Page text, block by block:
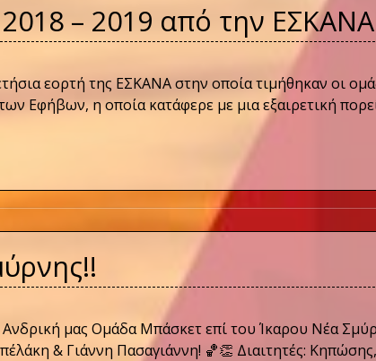
– 2019 από την
εορτή της ΕΣΚΑΝΑ στην οποία τιμήθηκαν οι
Εφήβων, η οποία κατάφερε με μια εξαιρετική
Ανδρική μας Ομάδα Μπάσκετ επί του Ίκαρου Νέα
& Γιάννη Πασαγιάννη! 🏀👏 Διαιτητές: